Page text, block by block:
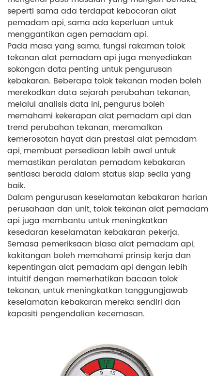
seperti sama ada terdapat kebocoran alat
pemadam api, sama ada keperluan untuk
menggantikan agen pemadam api.
Pada masa yang sama, fungsi rakaman tolok
tekanan alat pemadam api juga menyediakan
sokongan data penting untuk pengurusan
kebakaran. Beberapa tolok tekanan moden boleh
merekodkan data sejarah perubahan tekanan,
melalui analisis data ini, pengurus boleh
memahami kekerapan alat pemadam api dan
trend perubahan tekanan, meramalkan
kemerosotan hayat dan prestasi alat pemadam
api, membuat persediaan lebih awal untuk
memastikan peralatan pemadam kebakaran
sentiasa berada dalam status siap sedia yang
baik.
Dalam pengurusan keselamatan kebakaran harian
perusahaan dan unit, tolok tekanan alat pemadam
api juga membantu untuk meningkatkan
kesedaran keselamatan kebakaran pekerja.
Semasa pemeriksaan biasa alat pemadam api,
kakitangan boleh memahami prinsip kerja dan
kepentingan alat pemadam api dengan lebih
intuitif dengan memerhatikan bacaan tolok
tekanan, untuk meningkatkan tanggungjawab
keselamatan kebakaran mereka sendiri dan
kapasiti pengendalian kecemasan.